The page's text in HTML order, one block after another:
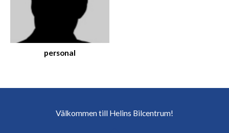
personal
Välkommen till Helins Bilcentrum!